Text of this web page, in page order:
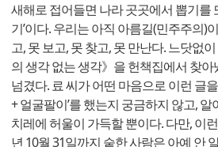
새해로 접어들면 나라 곳곳에서 뽑기를
기’이다. 우리는 아직 아름길(민주주의)
고, 못 보고, 못 찾고, 못 만난다. 느닷없
의 생각 없는 생각》을 헌책집에서 찾
넘겼다. 료 씨가 어떤 마음으로 이런 글
+ 얼굴팔이’를 했는지 궁금하지 않고,
치레에 허울이 가득할 뿐이다. 다만, 이
년 10월 31일까지 숱한 사람은 아예 안